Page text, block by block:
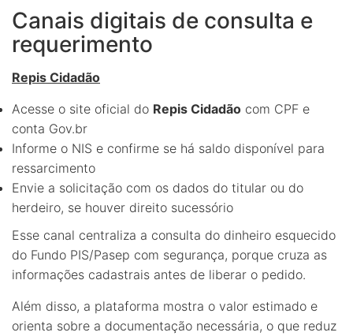
Canais digitais de consulta e
requerimento
Repis Cidadão
Acesse o site oficial do Repis Cidadão com CPF e
conta Gov.br
Informe o NIS e confirme se há saldo disponível para
ressarcimento
Envie a solicitação com os dados do titular ou do
herdeiro, se houver direito sucessório
Esse canal centraliza a consulta do dinheiro esquecido
do Fundo PIS/Pasep com segurança, porque cruza as
informações cadastrais antes de liberar o pedido.
Além disso, a plataforma mostra o valor estimado e
orienta sobre a documentação necessária, o que reduz